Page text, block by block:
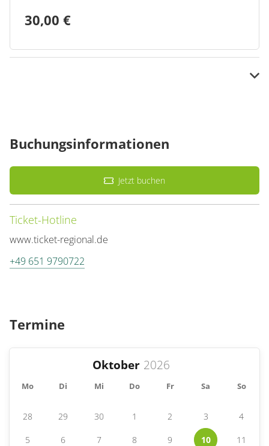
30,00 €
24,00 €
Buchungsinformationen
Jetzt buchen
Ticket-Hotline
www.ticket-regional.de
+49 651 9790722
Termine
Oktober
Mo Di Mi Do Fr Sa So
28 29 30 1 2 3 4
5 6 7 8 9 10 11